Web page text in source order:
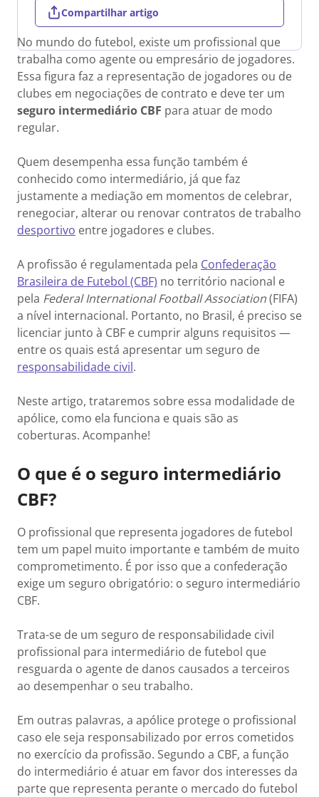
No mundo do futebol, existe um profissional que
trabalha como agente ou empresário de jogadores.
Essa figura faz a representação de jogadores ou de
clubes em negociações de contrato e deve ter um
seguro intermediário CBF para atuar de modo
regular.
Quem desempenha essa função também é
conhecido como intermediário, já que faz
justamente a mediação em momentos de celebrar,
renegociar, alterar ou renovar contratos de trabalho
desportivo entre jogadores e clubes.
A profissão é regulamentada pela Confederação
Brasileira de Futebol (CBF) no território nacional e
pela Federal International Football Association(FIFA)
a nível internacional. Portanto, no Brasil, é preciso se
licenciar junto à CBF e cumprir alguns requisitos —
entre os quais está apresentar um seguro de
responsabilidade civil.
Neste artigo, trataremos sobre essa modalidade de
apólice, como ela funciona e quais são as
coberturas. Acompanhe!
O que é o seguro intermediário
CBF?
O profissional que representa jogadores de futebol
tem um papel muito importante e também de muito
comprometimento. É por isso que a confederação
exige um seguro obrigatório: o seguro intermediário
CBF.
Trata-se de um seguro de responsabilidade civil
profissional para intermediário de futebol que
resguarda o agente de danos causados a terceiros
ao desempenhar o seu trabalho.
Em outras palavras, a apólice protege o profissional
caso ele seja responsabilizado por erros cometidos
no exercício da profissão. Segundo a CBF, a função
do intermediário é atuar em favor dos interesses da
parte que representa perante o mercado do futebol
Compartilhar artigo